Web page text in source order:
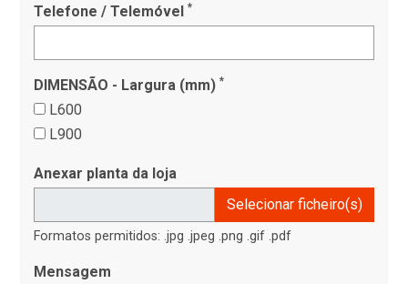
Telefone / Telemóvel*
DIMENSÃO - Largura (mm)*
L600
L900
Anexar planta da loja
Selecionar ficheiro(s)
Formatos permitidos: .jpg .jpeg .png .gif .pdf
Mensagem